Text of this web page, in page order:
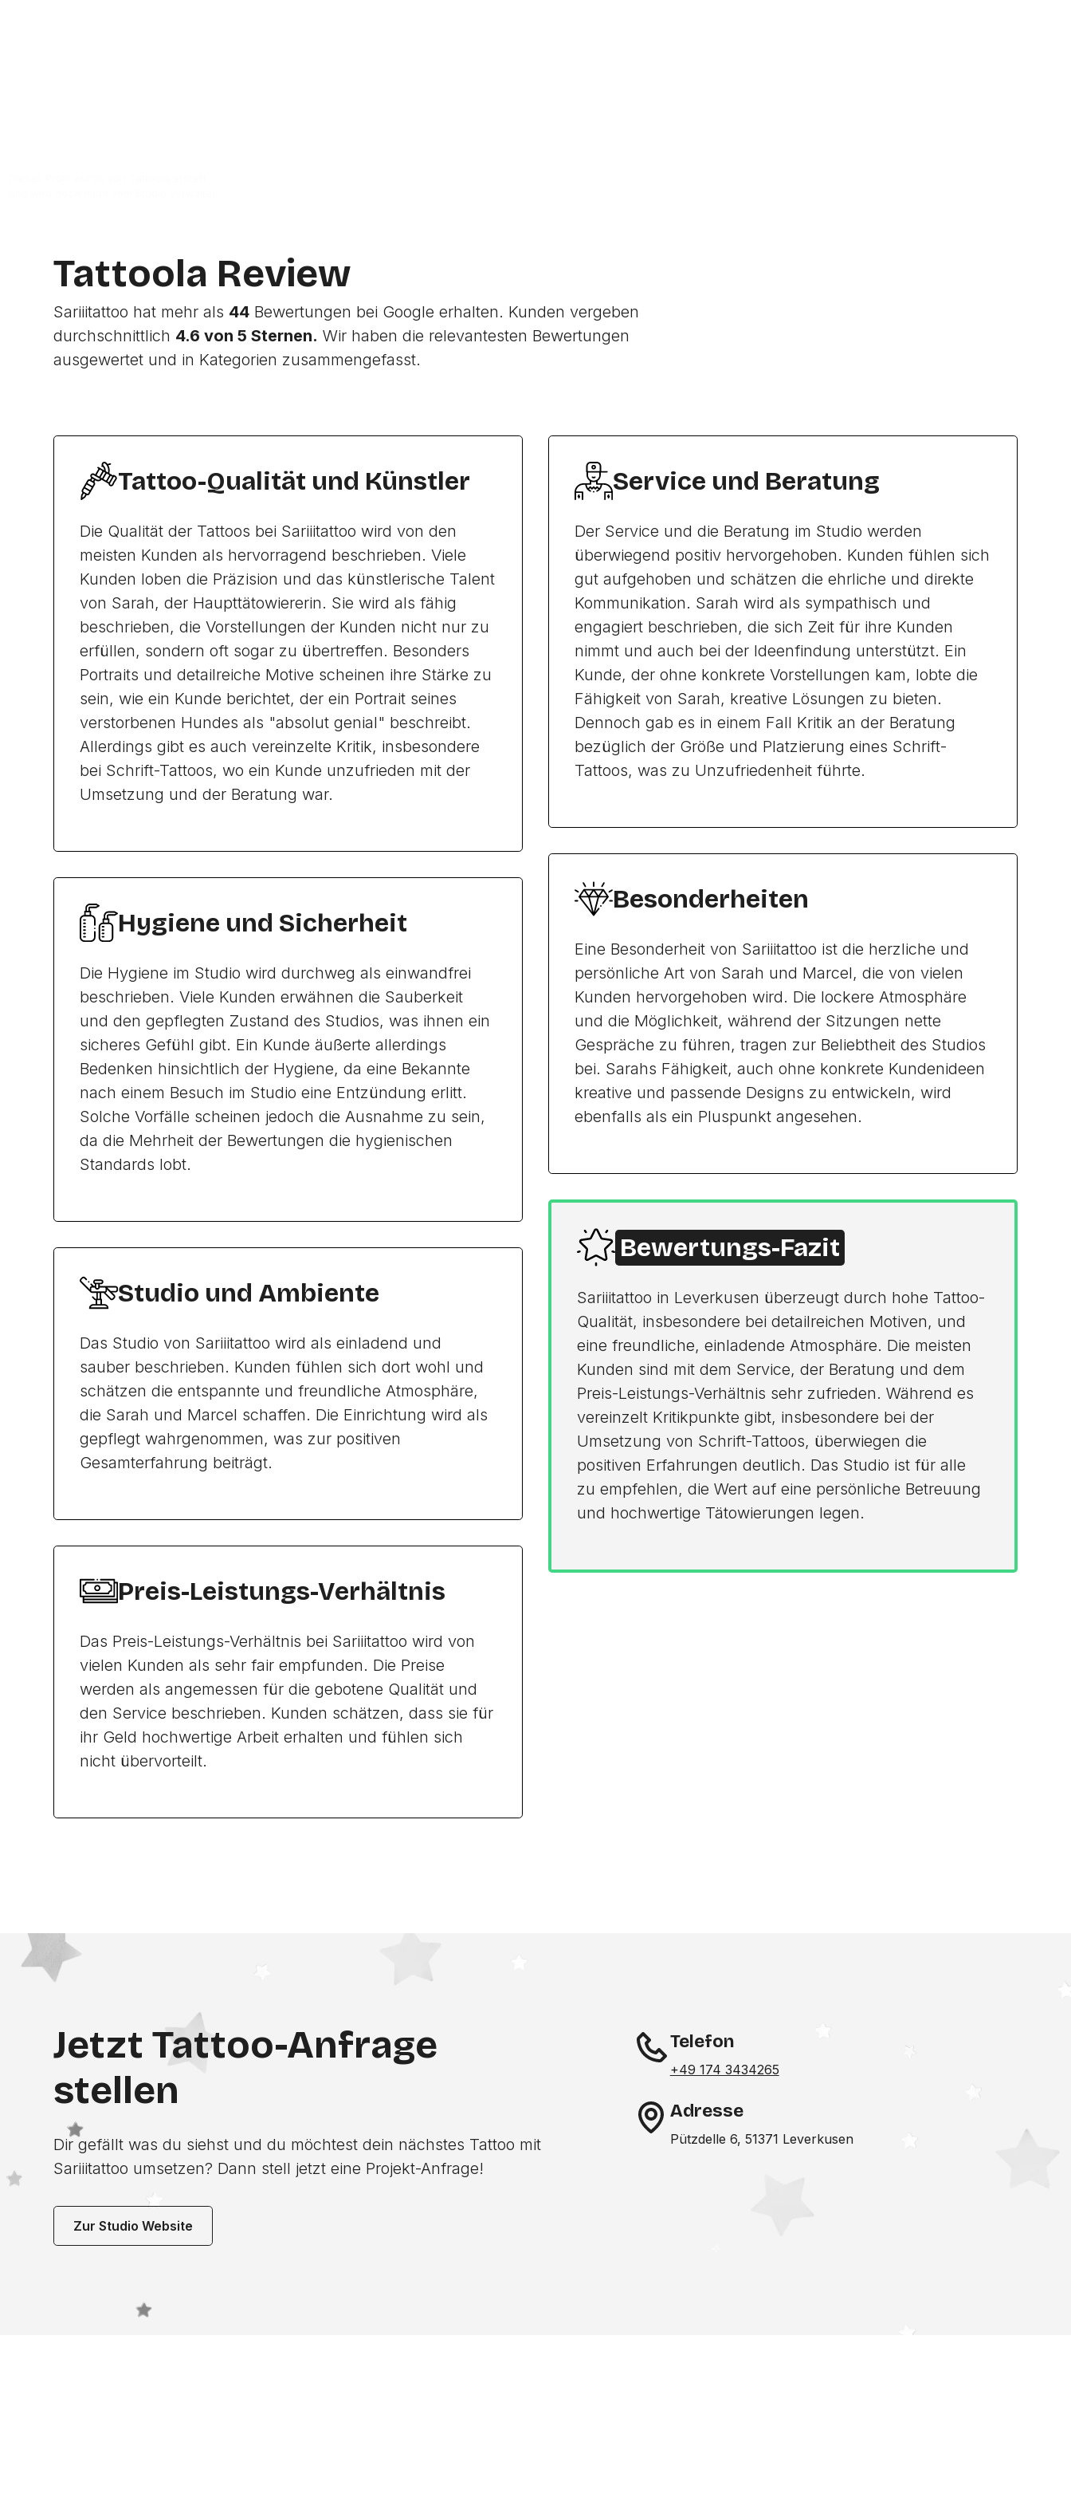
Tattoola Review
Sariiitattoo hat mehr als 44 Bewertungen bei Google erhalten. Kunden vergeben
durchschnittlich 4.6 von 5 Sternen. Wir haben die relevantesten Bewertungen
ausgewertet und in Kategorien zusammengefasst.
Tattoo-Qualität und Künstler
Die Qualität der Tattoos bei Sariiitattoo wird von den
meisten Kunden als hervorragend beschrieben. Viele
Kunden loben die Präzision und das künstlerische Talent
von Sarah, der Haupttätowiererin. Sie wird als fähig
beschrieben, die Vorstellungen der Kunden nicht nur zu
erfüllen, sondern oft sogar zu übertreffen. Besonders
Portraits und detailreiche Motive scheinen ihre Stärke zu
sein, wie ein Kunde berichtet, der ein Portrait seines
verstorbenen Hundes als "absolut genial" beschreibt.
Allerdings gibt es auch vereinzelte Kritik, insbesondere
bei Schrift-Tattoos, wo ein Kunde unzufrieden mit der
Umsetzung und der Beratung war.
Hygiene und Sicherheit
Die Hygiene im Studio wird durchweg als einwandfrei
beschrieben. Viele Kunden erwähnen die Sauberkeit
und den gepflegten Zustand des Studios, was ihnen ein
sicheres Gefühl gibt. Ein Kunde äußerte allerdings
Bedenken hinsichtlich der Hygiene, da eine Bekannte
nach einem Besuch im Studio eine Entzündung erlitt.
Solche Vorfälle scheinen jedoch die Ausnahme zu sein,
da die Mehrheit der Bewertungen die hygienischen
Standards lobt.
Studio und Ambiente
Das Studio von Sariiitattoo wird als einladend und
sauber beschrieben. Kunden fühlen sich dort wohl und
schätzen die entspannte und freundliche Atmosphäre,
die Sarah und Marcel schaffen. Die Einrichtung wird als
gepflegt wahrgenommen, was zur positiven
Gesamterfahrung beiträgt.
Preis-Leistungs-Verhältnis
Das Preis-Leistungs-Verhältnis bei Sariiitattoo wird von
vielen Kunden als sehr fair empfunden. Die Preise
werden als angemessen für die gebotene Qualität und
den Service beschrieben. Kunden schätzen, dass sie für
ihr Geld hochwertige Arbeit erhalten und fühlen sich
nicht übervorteilt.
Service und Beratung
Der Service und die Beratung im Studio werden
überwiegend positiv hervorgehoben. Kunden fühlen sich
gut aufgehoben und schätzen die ehrliche und direkte
Kommunikation. Sarah wird als sympathisch und
engagiert beschrieben, die sich Zeit für ihre Kunden
nimmt und auch bei der Ideenfindung unterstützt. Ein
Kunde, der ohne konkrete Vorstellungen kam, lobte die
Fähigkeit von Sarah, kreative Lösungen zu bieten.
Dennoch gab es in einem Fall Kritik an der Beratung
bezüglich der Größe und Platzierung eines Schrift-
Tattoos, was zu Unzufriedenheit führte.
Besonderheiten
Eine Besonderheit von Sariiitattoo ist die herzliche und
persönliche Art von Sarah und Marcel, die von vielen
Kunden hervorgehoben wird. Die lockere Atmosphäre
und die Möglichkeit, während der Sitzungen nette
Gespräche zu führen, tragen zur Beliebtheit des Studios
bei. Sarahs Fähigkeit, auch ohne konkrete Kundenideen
kreative und passende Designs zu entwickeln, wird
ebenfalls als ein Pluspunkt angesehen.
Bewertungs-Fazit
Sariiitattoo in Leverkusen überzeugt durch hohe Tattoo-
Qualität, insbesondere bei detailreichen Motiven, und
eine freundliche, einladende Atmosphäre. Die meisten
Kunden sind mit dem Service, der Beratung und dem
Preis-Leistungs-Verhältnis sehr zufrieden. Während es
vereinzelt Kritikpunkte gibt, insbesondere bei der
Umsetzung von Schrift-Tattoos, überwiegen die
positiven Erfahrungen deutlich. Das Studio ist für alle
zu empfehlen, die Wert auf eine persönliche Betreuung
und hochwertige Tätowierungen legen.
Jetzt Tattoo-Anfrage
stellen
Dir gefällt was du siehst und du möchtest dein nächstes Tattoo mit
Sariiitattoo umsetzen? Dann stell jetzt eine Projekt-Anfrage!
Zur Studio Website
Telefon
+49 174 3434265
Adresse
Pützdelle 6, 51371 Leverkusen